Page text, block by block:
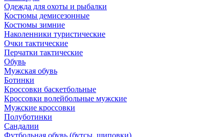
Одежда для охоты и рыбалки
Костюмы демисезонные
Костюмы зимние
Наколенники туристические
Очки тактические
Перчатки тактические
Обувь
Мужская обувь
Ботинки
Кроссовки баскетбольные
Кроссовки волейбольные мужские
Мужские кроссовки
Полуботинки
Сандалии
Футбольная обувь (бутсы, шиповки)